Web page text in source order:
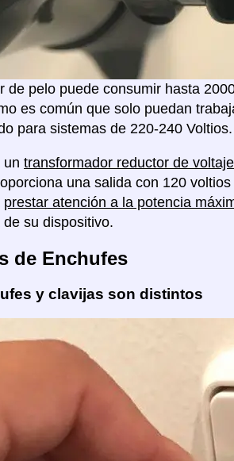
de pelo puede consumir hasta
es común que solo puedan
para sistemas de 220-240 Voltios.
un transformador reductor de
una salida con 120
prestar atención a la potencia
su dispositivo.
de Enchufes
y clavijas son distintos